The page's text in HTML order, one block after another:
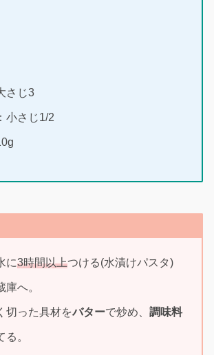
さじ3
小さじ1/2
に3時間以上つける(水漬けパスタ)
へ。
った具材をバターで炒め、 調味料
。